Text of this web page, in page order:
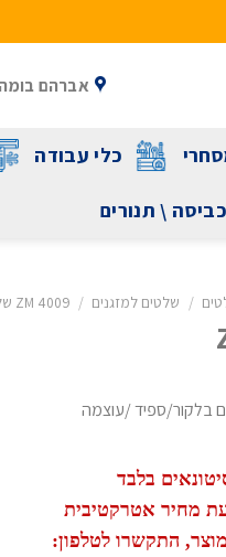
אברהם בומה שביט 1 ראשל"צ
כלי עבודה
\ תנורים
/ שלטים למזגנים / ZM 4009 שלט תואם לכל מזגני פמילי TCL LG האייר וסמסונג
בלקור/ספיד /עוצמה
בלבד
מחיר אטרקטיבית
התקשרו לטלפון: